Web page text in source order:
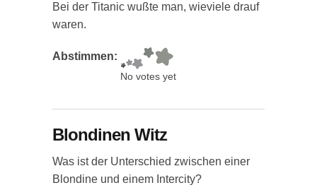
Bei der Titanic wußte man, wieviele drauf
waren.
Abstimmen:
No votes yet
Blondinen Witz
Was ist der Unterschied zwischen einer
Blondine und einem Intercity?